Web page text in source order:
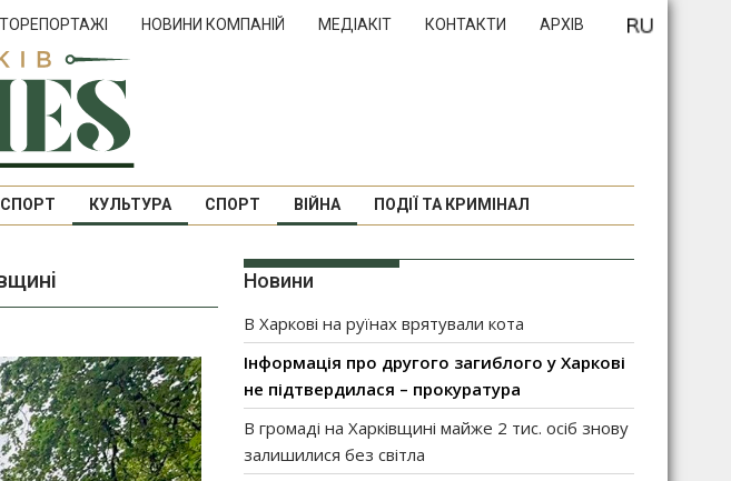
НОВИНИ КОМПАНІЙ МЕДІАКІТ КОНТАКТИ АРХІВ
КУЛЬТУРА СПОРТ ВІЙНА ПОДІЇ ТА КРИМІНАЛ
Новини
В Харкові на руїнах врятували кота
Інформація про другого загиблого у Харкові
не підтвердилася – прокуратура
В громаді на Харківщині майже 2 тис. осіб знову
залишилися без світла